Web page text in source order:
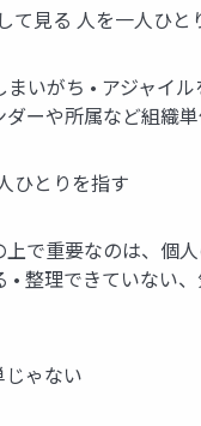
て見る 人を一人ひ
いがち • アジャイ
ーや所属など組織
ひとりを指す
で重要なのは、個
• 整理できていない
ゃない